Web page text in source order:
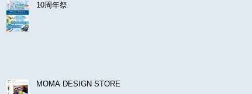
10周年祭
MOMA DESIGN STORE